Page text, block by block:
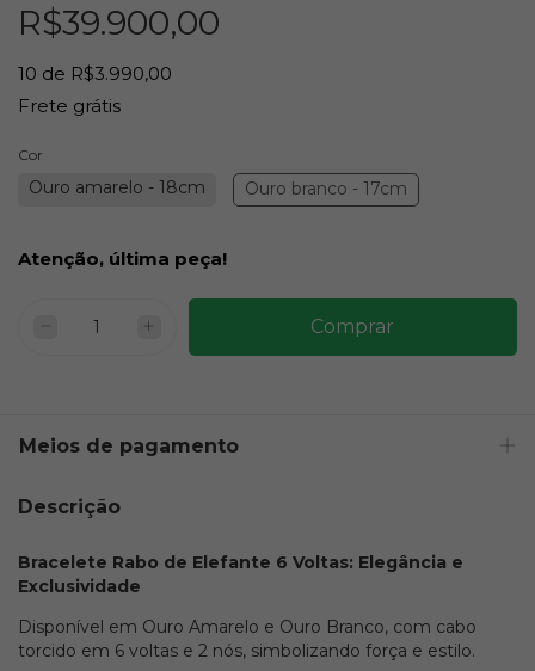
R$39.900,00
10 de R$3.990,00
Frete grátis
Cor
Ouro amarelo - 18cm Ouro branco - 17cm
Atenção, última peça!
Meios de pagamento
Descrição
Bracelete Rabo de Elefante 6 Voltas: Elegância e
Exclusividade
Disponível em Ouro Amarelo e Ouro Branco, com cabo
torcido em 6 voltas e 2 nós, simbolizando força e estilo.